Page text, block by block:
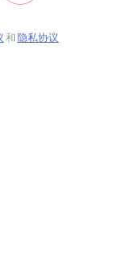
和隐私协议